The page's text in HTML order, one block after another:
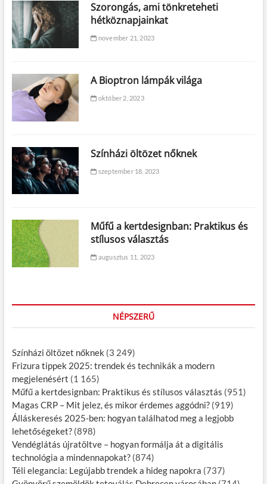
Szorongás, ami tönkreteheti
hétköznapjainkat
november 21, 2023
A Bioptron lámpák világa
október 2, 2023
Színházi öltözet nőknek
szeptember 18, 2023
Műfű a kertdesignban: Praktikus és
stílusos választás
augusztus 11, 2023
NÉPSZERŰ
Színházi öltözet nőknek (3 249)
Frizura tippek 2025: trendek és technikák a modern
megjelenésért (1 165)
Műfű a kertdesignban: Praktikus és stílusos választás (951)
Magas CRP – Mit jelez, és mikor érdemes aggódni? (919)
Álláskeresés 2025-ben: hogyan találhatod meg a legjobb
lehetőségeket? (898)
Vendéglátás újratöltve – hogyan formálja át a digitális
technológia a mindennapokat? (874)
Téli elegancia: Legújabb trendek a hideg napokra (737)